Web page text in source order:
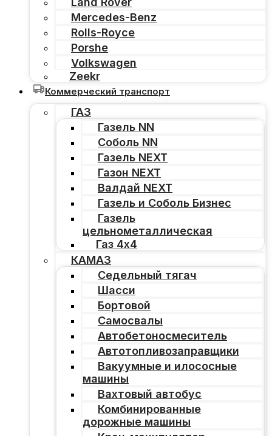
Mercedes-Benz
Rolls-Royce
Porshe
Volkswagen
Zeekr
Коммерческий транспорт
ГАЗ
Газель NN
Соболь NN
Газель NEXT
Газон NEXT
Валдай NEXT
Газель и Соболь Бизнес
Газель
цельнометаллическая
Газ 4х4
КАМАЗ
Седельный тягач
Шасси
Бортовой
Самосвалы
Автобетоносмеситель
Автотопливозаправщики
Вакуумные и илососные
машины
Вахтовый автобус
Комбинированные
дорожные машины